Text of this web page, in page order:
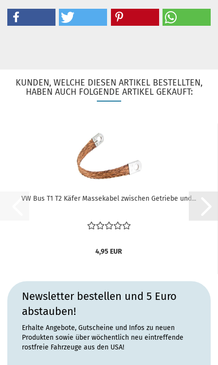
KUNDEN, WELCHE DIESEN ARTIKEL BESTELLTEN,
HABEN AUCH FOLGENDE ARTIKEL GEKAUFT:
VW Bus T1 T2 Käfer Massekabel zwischen Getriebe und...
4,95 EUR
Newsletter bestellen und 5 Euro
abstauben!
Erhalte Angebote, Gutscheine und Infos zu neuen
Produkten sowie über wöchentlich neu eintreffende
rostfreie Fahrzeuge aus den USA!